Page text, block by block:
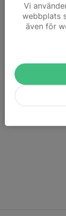
Vi
webbplats
även för